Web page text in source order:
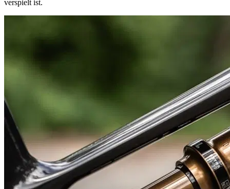
verspielt ist.